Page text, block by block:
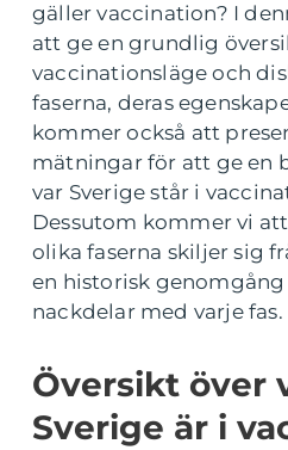
gäller vaccination? I
att ge en grundlig
vaccinationsläge och
faserna, deras
kommer också att
mätningar för att ge en
var Sverige står i
Dessutom kommer vi
olika faserna skiljer sig
en historisk genomgång
nackdelar med varje fas.
Översikt över
Sverige är i